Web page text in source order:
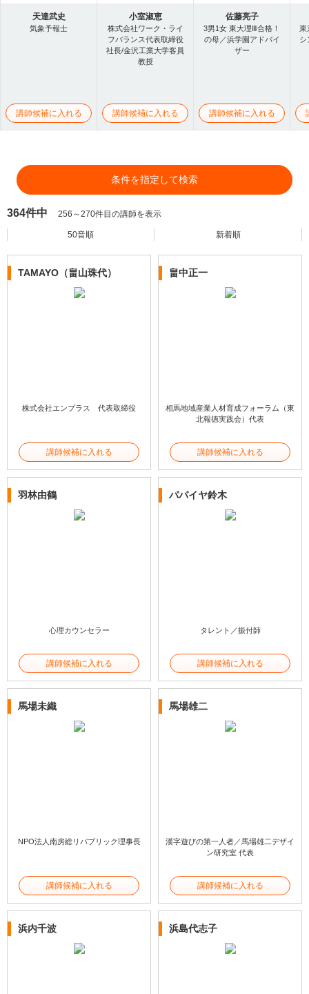
天達武史
気象予報士
講師候補に入れる
小室淑恵
株式会社ワーク・ライ
フバランス代表取締役
社長/金沢工業大学客員
教授
講師候補に入れる
佐藤亮子
3男1女 東大理Ⅲ合格！
の母／浜学園アドバイ
ザー
講師候補に入れる
東
シ
条件を指定して検索
364件中 256～270件目の講師を表示
50音順 新着順
TAMAYO（畠山珠代）
株式会社エンプラス 代表取締役
講師候補に入れる
畠中正一
相馬地域産業人材育成フォーラム（東
北報徳実践会）代表
講師候補に入れる
羽林由鶴
心理カウンセラー
講師候補に入れる
パパイヤ鈴木
タレント／振付師
講師候補に入れる
馬場未織
NPO法人南房総リパブリック理事長
講師候補に入れる
馬場雄二
漢字遊びの第一人者／馬場雄二デザイ
ン研究室 代表
講師候補に入れる
浜内千波 浜島代志子